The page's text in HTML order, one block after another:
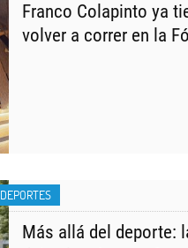
Franco Colapinto ya
volver a correr en la
DEPORTES
Más allá del deporte: